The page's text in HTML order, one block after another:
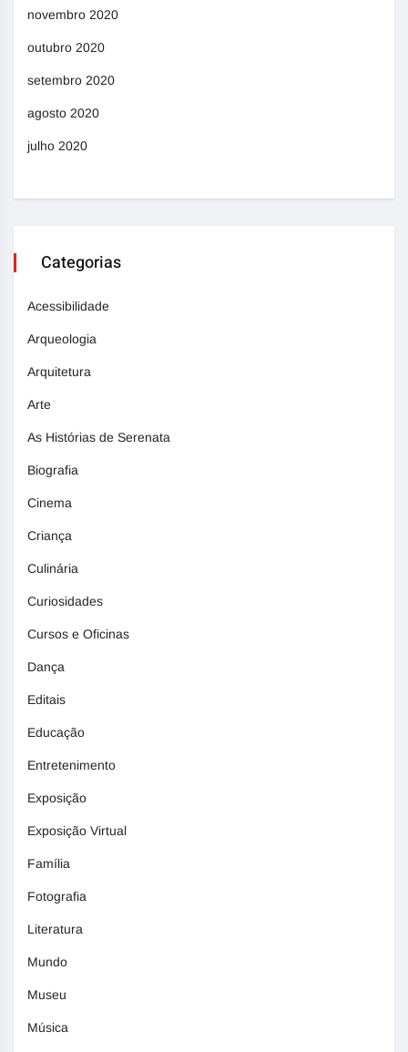
novembro 2020
outubro 2020
setembro 2020
agosto 2020
julho 2020
Categorias
Acessibilidade
Arqueologia
Arquitetura
Arte
As Histórias de Serenata
Biografia
Cinema
Criança
Culinária
Curiosidades
Cursos e Oficinas
Dança
Editais
Educação
Entretenimento
Exposição
Exposição Virtual
Família
Fotografia
Literatura
Mundo
Museu
Música